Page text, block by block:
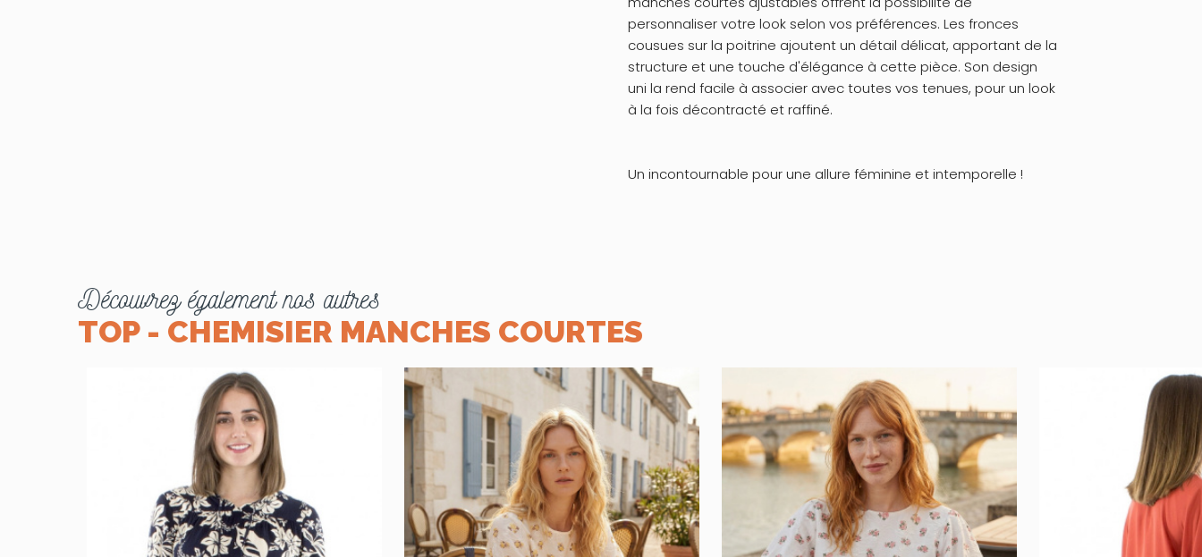
personnaliser votre look selon vos préférences. Les fronces
cousues sur la poitrine ajoutent un détail délicat, apportant de la
structure et une touche d'élégance à cette pièce. Son design
uni la rend facile à associer avec toutes vos tenues, pour un look
à la fois décontracté et raffiné.
Un incontournable pour une allure féminine et intemporelle !
Découvrez également nos autres
TOP - CHEMISIER MANCHES COURTES